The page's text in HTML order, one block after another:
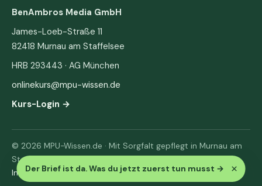
Der Brief ist da. Was du jetzt zuerst tun musst → ×
BenAmbros Media GmbH
James-Loeb-Straße 11
82418 Murnau am Staffelsee
HRB 293443 · AG München
onlinekurs@mpu-wissen.de
Kurs-Login →
© 2026 MPU-Wissen.de · Mit Sorgfalt gepflegt in Murnau am
Staffelsee
Impressum· Datenschutz & AGB